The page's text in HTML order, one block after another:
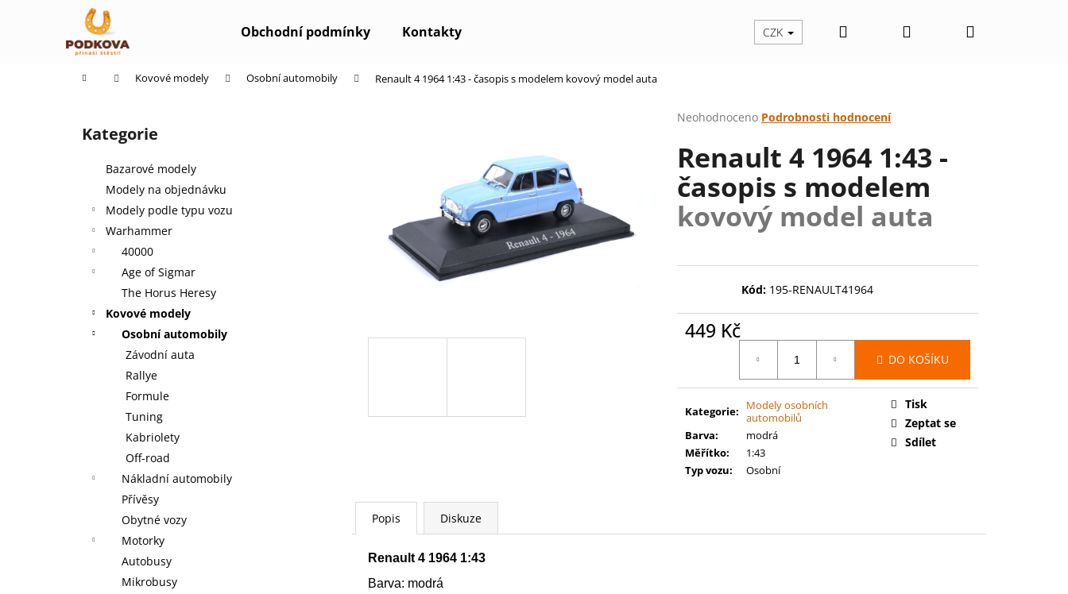
Obchodní podmínky Kontakty CZK Hledat PřihlášeníNákupní
Domů Kovové modely Osobní automobily Renault 4 1964 1:43 - časopis s modelem kovový model auta
Přeskočit
kategorie
Kategorie
Bazarové modely
Modely na objednávku
Modely podle typu vozu
Warhammer
40000
Age of Sigmar
The Horus Heresy
Kovové modely
Osobní automobily
Závodní auta
Rallye
Formule
Tuning
Kabriolety
Off-road
Nákladní automobily
Přívěsy
Obytné vozy
Motorky
Autobusy
Mikrobusy
Průměrné
produktu
je
0,0
z
5
hvězdiček.
Neohodnoceno Podrobnosti hodnocení
Renault 4 1964 1:43 -
časopis s modelem
kovový model auta
Kód: 195-RENAULT41964
449 Kč
DO KOŠÍKU
Kategorie:
Modely osobních
automobilů
Barva:
modrá
Měřítko:
1:43
Typ vozu: Osobní
Tisk
Zeptat se
Sdílet
Popis Diskuze
Renault 4 1964 1:43
Barva: modrá
Zpět
Zpět
Co potřebujete najít?
Doporučujeme
Následující
WARHAMMER 40000: RED CORSAIRS -
BATTLEFORCE - LORDS OF THE
MAELSTROM
AGE OF SIGMAR: BATTLEFORCE: CITIES